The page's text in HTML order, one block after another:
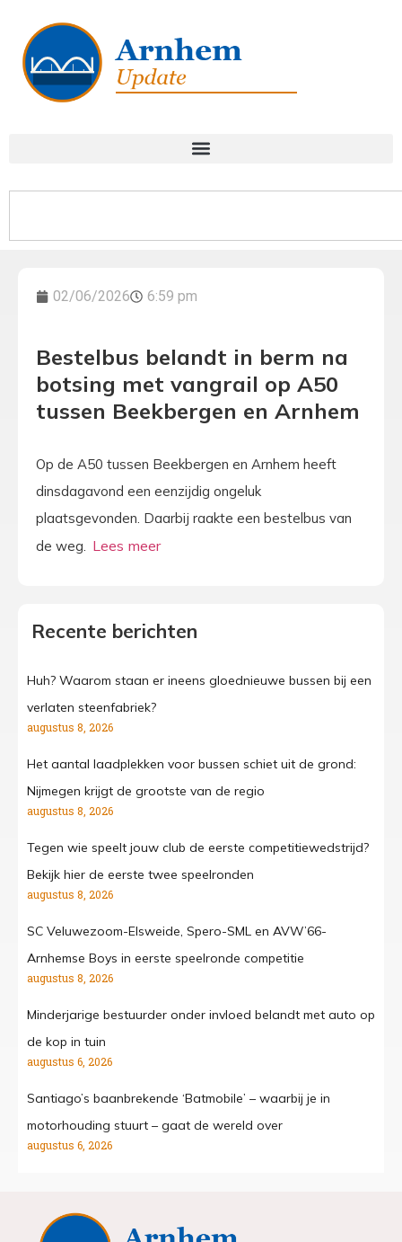
02/06/2026 6:59 pm
Bestelbus belandt in berm na
botsing met vangrail op A50
tussen Beekbergen en Arnhem
Op de A50 tussen Beekbergen en Arnhem heeft
dinsdagavond een eenzijdig ongeluk
plaatsgevonden. Daarbij raakte een bestelbus van
de weg.
Recente berichten
Huh? Waarom staan er ineens gloednieuwe bussen bij een
verlaten steenfabriek?
augustus 8, 2026
Het aantal laadplekken voor bussen schiet uit de grond:
Nijmegen krijgt de grootste van de regio
augustus 8, 2026
Tegen wie speelt jouw club de eerste competitiewedstrijd?
Bekijk hier de eerste twee speelronden
augustus 8, 2026
SC Veluwezoom-Elsweide, Spero-SML en AVW’66-
Arnhemse Boys in eerste speelronde competitie
augustus 8, 2026
Minderjarige bestuurder onder invloed belandt met auto op
de kop in tuin
augustus 6, 2026
Santiago’s baanbrekende ‘Batmobile’ – waarbij je in
motorhouding stuurt – gaat de wereld over
augustus 6, 2026